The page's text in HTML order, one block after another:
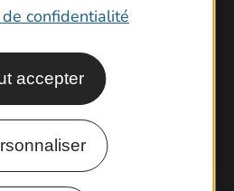
confidentialité
accepter
nous !
aux questions
Brochures
et Topoguides
Gard